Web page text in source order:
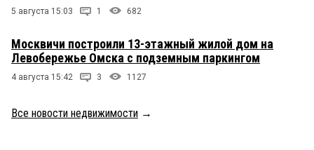
5 августа 15:03 1 682
Москвичи построили 13-этажный жилой дом на
Левобережье Омска с подземным паркингом
4 августа 15:42 3 1127
Все новости недвижимости →